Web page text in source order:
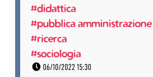
#didattica
#pubblica amministrazione
#ricerca
#sociologia
06/10/2022 15:30